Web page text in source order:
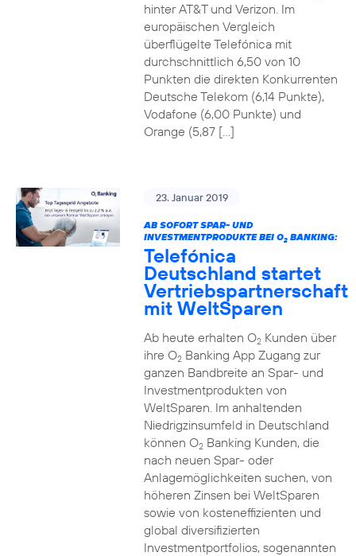
hinter AT&T und Verizon. Im
europäischen Vergleich
überflügelte Telefónica mit
durchschnittlich 6,50 von 10
Punkten die direkten Konkurrenten
Deutsche Telekom (6,14 Punkte),
Vodafone (6,00 Punkte) und
Orange (5,87 […]
23. Januar 2019
AB SOFORT SPAR- UND
INVESTMENTPRODUKTE BEI O2BANKING:
Telefónica
Deutschland startet
Vertriebspartnerschaft
mit WeltSparen
Ab heute erhalten O2Kunden über
ihre O2Banking App Zugang zur
ganzen Bandbreite an Spar- und
Investmentprodukten von
WeltSparen. Im anhaltenden
Niedrigzinsumfeld in Deutschland
können O2Banking Kunden, die
nach neuen Spar- oder
Anlagemöglichkeiten suchen, von
höheren Zinsen bei WeltSparen
sowie von kosteneffizienten und
global diversifizierten
Investmentportfolios, sogenannten